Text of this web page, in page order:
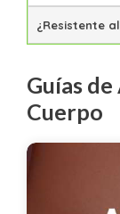
¿Resistente
Guías
Cuerpo